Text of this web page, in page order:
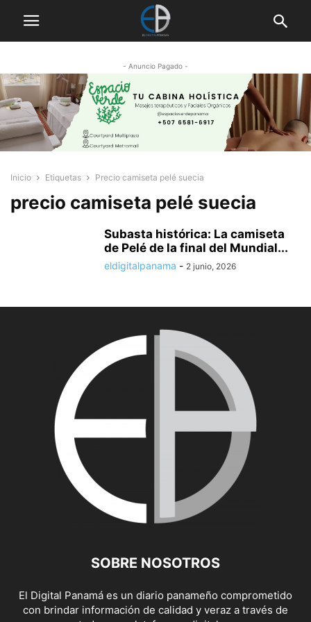
- Anuncio Pagado -
Inicio Etiquetas Precio camiseta pelé suecia
precio camiseta pelé suecia
Subasta histórica: La camiseta
de Pelé de la final del Mundial...
eldigitalpanama - 2 junio, 2026
SOBRE NOSOTROS
El Digital Panamá es un diario panameño comprometido
con brindar información de calidad y veraz a través de